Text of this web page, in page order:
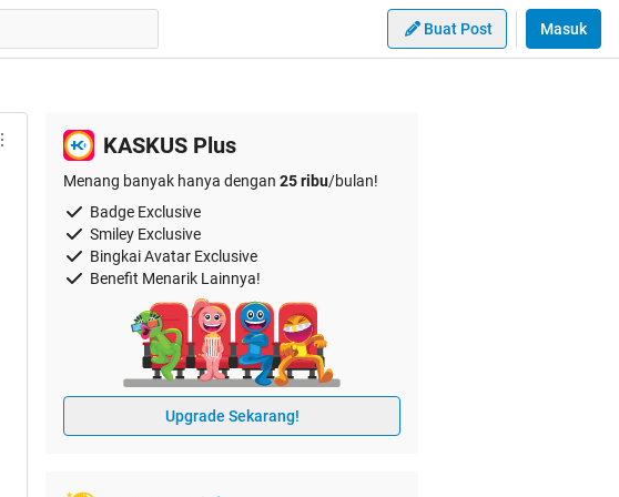
Buat Post Masuk
KASKUS Plus
Menang banyak hanya dengan 25 ribu/bulan!
Badge Exclusive
Smiley Exclusive
Bingkai Avatar Exclusive
Benefit Menarik Lainnya!
Upgrade Sekarang!